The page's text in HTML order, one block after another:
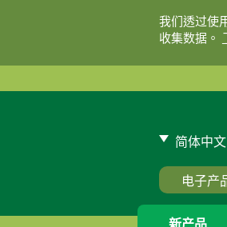
我们透过使
收集数据。
简体中文
电子产